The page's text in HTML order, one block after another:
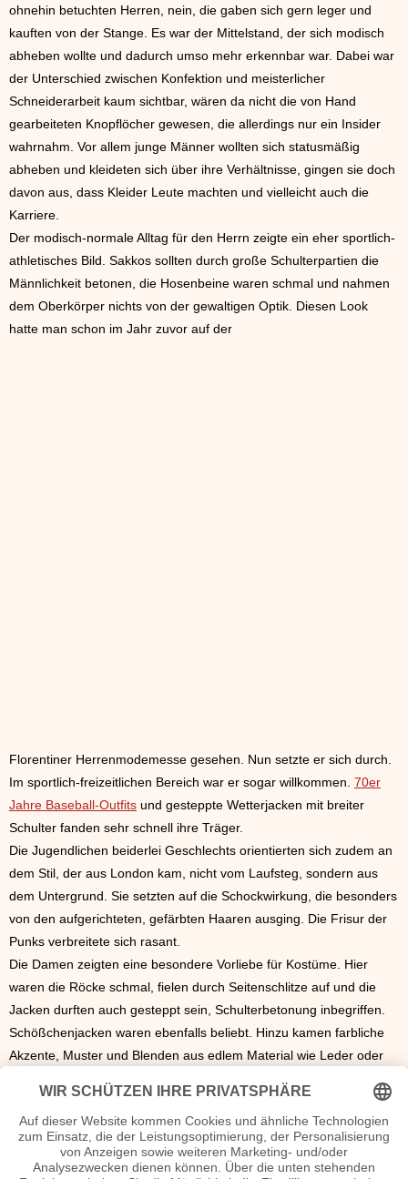
ohnehin betuchten Herren, nein, die gaben sich gern leger und
kauften von der Stange. Es war der Mittelstand, der sich modisch
abheben wollte und dadurch umso mehr erkennbar war. Dabei war
der Unterschied zwischen Konfektion und meisterlicher
Schneiderarbeit kaum sichtbar, wären da nicht die von Hand
gearbeiteten Knopflöcher gewesen, die allerdings nur ein Insider
wahrnahm. Vor allem junge Männer wollten sich statusmäßig
abheben und kleideten sich über ihre Verhältnisse, gingen sie doch
davon aus, dass Kleider Leute machten und vielleicht auch die
Karriere.
Der modisch-normale Alltag für den Herrn zeigte ein eher sportlich-
athletisches Bild. Sakkos sollten durch große Schulterpartien die
Männlichkeit betonen, die Hosenbeine waren schmal und nahmen
dem Oberkörper nichts von der gewaltigen Optik. Diesen Look
hatte man schon im Jahr zuvor auf der
Florentiner Herrenmodemesse gesehen. Nun setzte er sich durch.
Im sportlich-freizeitlichen Bereich war er sogar willkommen. 70er
Jahre Baseball-Outfits und gesteppte Wetterjacken mit breiter
Schulter fanden sehr schnell ihre Träger.
Die Jugendlichen beiderlei Geschlechts orientierten sich zudem an
dem Stil, der aus London kam, nicht vom Laufsteg, sondern aus
dem Untergrund. Sie setzten auf die Schockwirkung, die besonders
von den aufgerichteten, gefärbten Haaren ausging. Die Frisur der
Punks verbreitete sich rasant.
Die Damen zeigten eine besondere Vorliebe für Kostüme. Hier
waren die Röcke schmal, fielen durch Seitenschlitze auf und die
Jacken durften auch gesteppt sein, Schulterbetonung inbegriffen.
Schößchenjacken waren ebenfalls beliebt. Hinzu kamen farbliche
Akzente, Muster und Blenden aus edlem Material wie Leder oder
Laufstegen genommen. Im Alltag gab es diese Garderobe natürlich
noch. Bei den Kleidern wurden Muster verschmäht. Es dominierten
Unistoffe und kräftige Farben. Lila lag im Trend, ebenso Rot in allen
Nuancierungen.